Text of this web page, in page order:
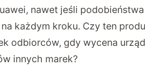
nawet jeśli
każdym kroku. Czy ten
odbiorców, gdy wycena
innych marek?